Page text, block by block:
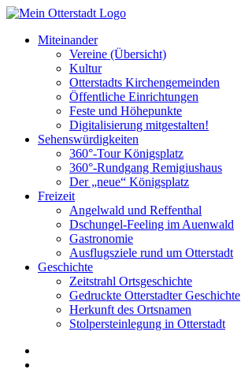
Miteinander
Vereine (Übersicht)
Kultur
Otterstadts Kirchengemeinden
Öffentliche Einrichtungen
Feste und Höhepunkte
Digitalisierung mitgestalten!
Sehenswürdigkeiten
360°-Tour Königsplatz
360°-Rundgang Remigiushaus
Der „neue“ Königsplatz
Freizeit
Angelwald und Reffenthal
Dschungel-Feeling im Auenwald
Gastronomie
Ausflugsziele rund um Otterstadt
Geschichte
Zeitstrahl Ortsgeschichte
Gedruckte Otterstadter Geschichte
Herkunft des Ortsnamen
Stolpersteinlegung in Otterstadt